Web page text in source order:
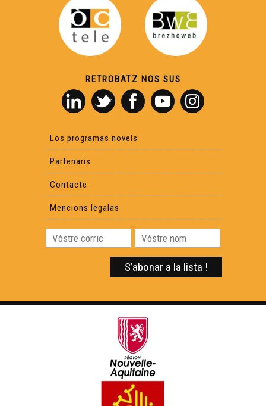
RETROBATZ NOS SUS
Los programas novels
Partenaris
Contacte
Mencions legalas